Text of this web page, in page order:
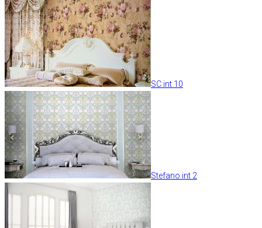
SC int 10
Stefano int 2